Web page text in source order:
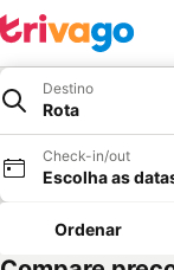
Destino
Rota
Check-in/out
Escolha as
Ordenar